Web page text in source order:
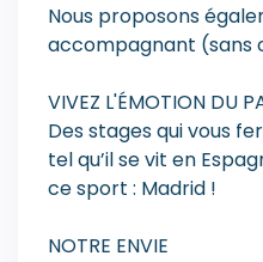
Nous proposons
accompagnant (sans
VIVEZ L'ÉMOTION DU
Des stages qui vous
tel qu’il se vit en
ce sport : Madrid !
NOTRE ENVIE